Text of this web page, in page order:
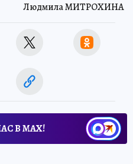
Людмила МИТРОХИНА
В МАХ!